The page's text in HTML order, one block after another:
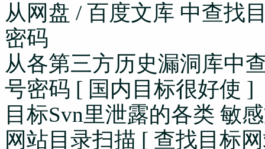
从网盘 / 百度文库 中查找
密码
从各第三方历史漏洞库中
号密码 [ 国内目标很好使 ]
目标Svn里泄露的各类 敏
网站目录扫描 [ 查找目标